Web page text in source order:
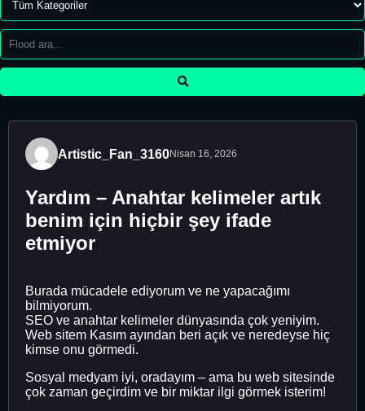
Artistic_Fan_3160Nisan 16, 2026
Yardım – Anahtar kelimeler artık
benim için hiçbir şey ifade
etmiyor
Burada mücadele ediyorum ve ne yapacağımı
bilmiyorum.
SEO ve anahtar kelimeler dünyasında çok yeniyim.
Web sitem Kasım ayından beri açık ve neredeyse hiç
kimse onu görmedi.
Sosyal medyam iyi, oradayım – ama bu web sitesinde
çok zaman geçirdim ve bir miktar ilgi görmek isterim!